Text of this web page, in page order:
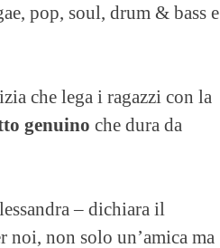
pop, soul, drum & bass e
che lega i ragazzi con la
genuino che dura da
– dichiara il
noi, non solo un’amica ma